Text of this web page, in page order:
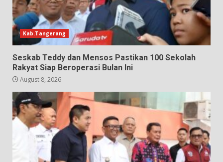
Kab.Tangerang
Seskab Teddy dan Mensos Pastikan 100 Sekolah
Rakyat Siap Beroperasi Bulan Ini
August 8, 2026